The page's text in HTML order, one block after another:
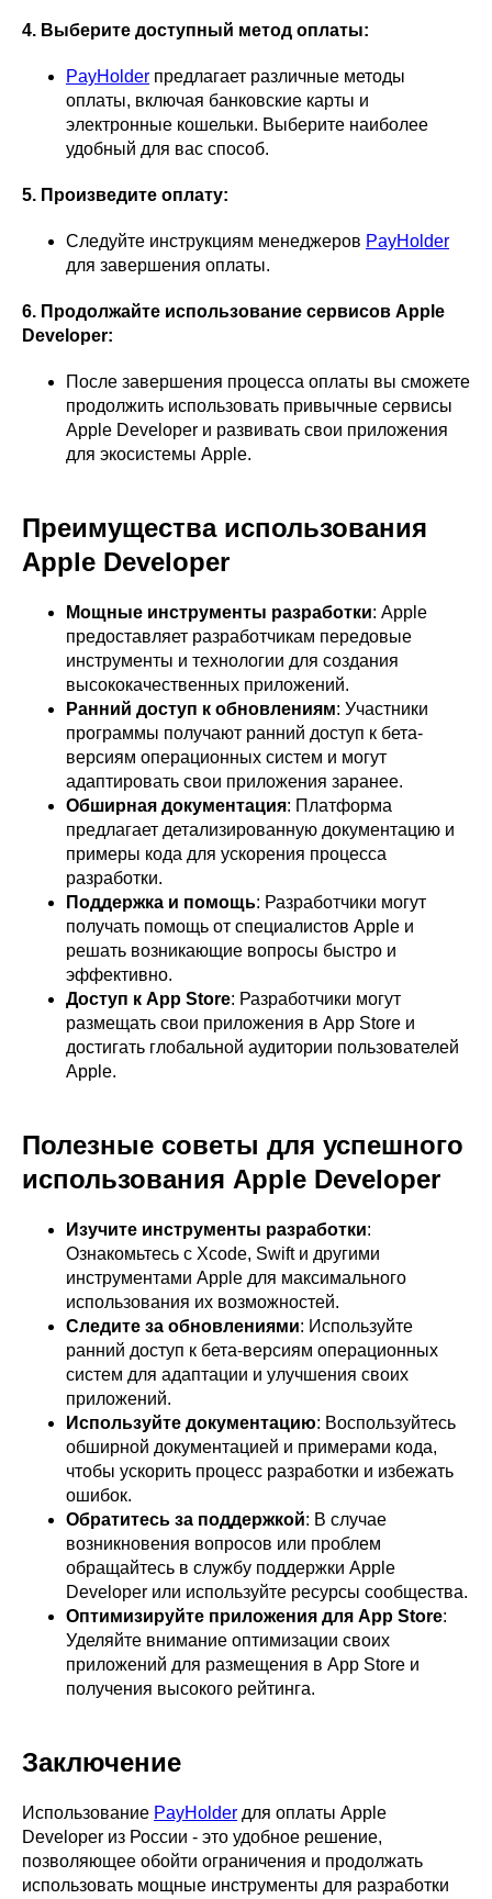
4. Выберите доступный метод оплаты:
PayHolder предлагает различные методы
оплаты, включая банковские карты и
электронные кошельки. Выберите наиболее
удобный для вас способ.
5. Произведите оплату:
Следуйте инструкциям менеджеров PayHolder
для завершения оплаты.
6. Продолжайте использование сервисов Apple
Developer:
После завершения процесса оплаты вы сможете
продолжить использовать привычные сервисы
Apple Developer и развивать свои приложения
для экосистемы Apple.
Преимущества использования
Apple Developer
Мощные инструменты разработки: Apple
предоставляет разработчикам передовые
инструменты и технологии для создания
высококачественных приложений.
Ранний доступ к обновлениям: Участники
программы получают ранний доступ к бета-
версиям операционных систем и могут
адаптировать свои приложения заранее.
Обширная документация: Платформа
предлагает детализированную документацию и
примеры кода для ускорения процесса
разработки.
Поддержка и помощь: Разработчики могут
получать помощь от специалистов Apple и
решать возникающие вопросы быстро и
эффективно.
Доступ к App Store: Разработчики могут
размещать свои приложения в App Store и
достигать глобальной аудитории пользователей
Apple.
Полезные советы для успешного
использования Apple Developer
Изучите инструменты разработки:
Ознакомьтесь с Xcode, Swift и другими
инструментами Apple для максимального
использования их возможностей.
Следите за обновлениями: Используйте
ранний доступ к бета-версиям операционных
систем для адаптации и улучшения своих
приложений.
Используйте документацию: Воспользуйтесь
обширной документацией и примерами кода,
чтобы ускорить процесс разработки и избежать
ошибок.
Обратитесь за поддержкой: В случае
возникновения вопросов или проблем
обращайтесь в службу поддержки Apple
Developer или используйте ресурсы сообщества.
Оптимизируйте приложения для App Store:
Уделяйте внимание оптимизации своих
приложений для размещения в App Store и
получения высокого рейтинга.
Заключение
Использование PayHolder для оплаты Apple
Developer из России - это удобное решение,
позволяющее обойти ограничения и продолжать
использовать мощные инструменты для разработки